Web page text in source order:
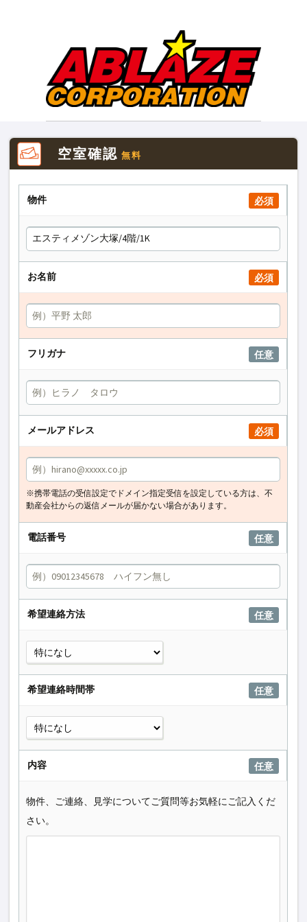
空室確認 無料
物件 必須
お名前 必須
フリガナ 任意
メールアドレス 必須
※携帯電話の受信設定でドメイン指定受信を設定している方は、不
動産会社からの返信メールが届かない場合があります。
電話番号 任意
希望連絡方法 任意
希望連絡時間帯 任意
内容 任意
物件、ご連絡、見学についてご質問等お気軽にご記入くだ
さい。